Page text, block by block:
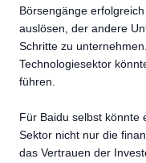
Börsengänge
auslösen, der andere
Schritte zu
Technologiesektor
führen.
Für Baidu selbst könnte
Sektor nicht nur die
das Vertrauen der